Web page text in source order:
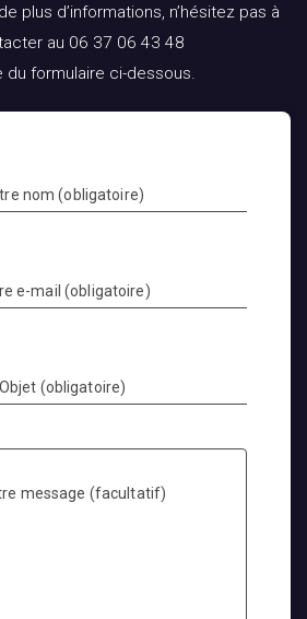
plus d’informations, n’hésitez pas à
au 06 37 06 43 48
du formulaire ci-dessous.
nom (obligatoire)
e-mail (obligatoire)
Objet (obligatoire)
message (facultatif)